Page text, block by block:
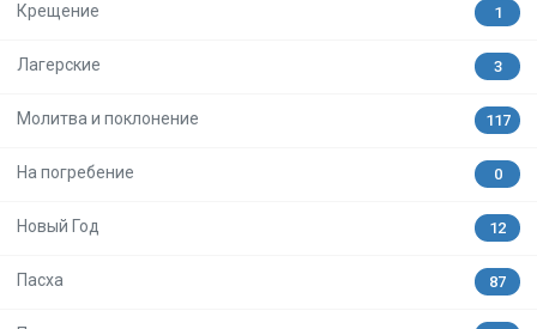
Крещение 1
Лагерские 3
Молитва и поклонение 117
На погребение 0
Новый Год 12
Пасха 87